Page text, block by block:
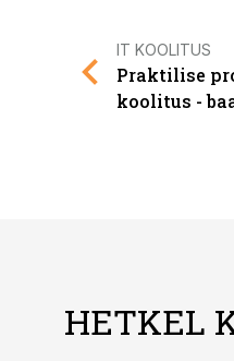
IT KOOLITUS
Praktilise
koolitus -
HETKEL